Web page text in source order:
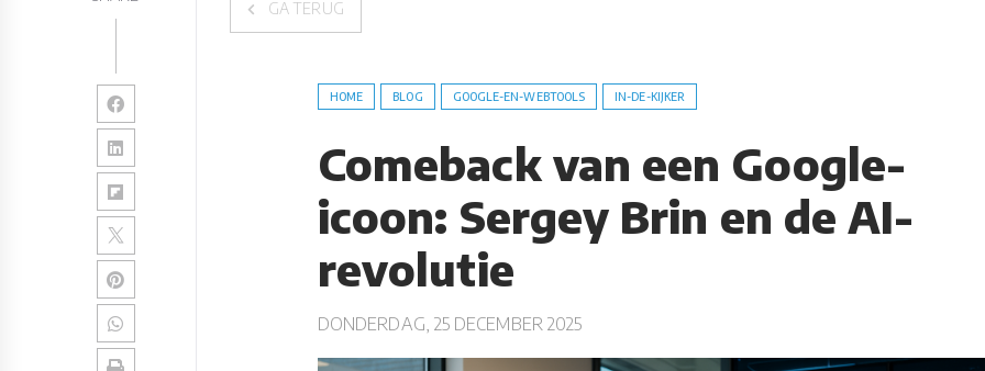
GA TERUG
HOME BLOG GOOGLE-EN-WEBTOOLS IN-DE-KIJKER
Comeback van een Google-
icoon: Sergey Brin en de AI-
revolutie
DONDERDAG, 25 DECEMBER 2025